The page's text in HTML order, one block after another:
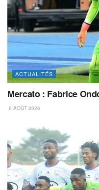
ACTUALITÉS
Mercato : Fabrice
6 AOÛT 2026